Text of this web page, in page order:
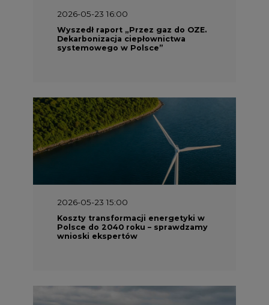
2026-05-23 16:00
Wyszedł raport „Przez gaz do OZE.
Dekarbonizacja ciepłownictwa
systemowego w Polsce”
2026-05-23 15:00
Koszty transformacji energetyki w
Polsce do 2040 roku – sprawdzamy
wnioski ekspertów